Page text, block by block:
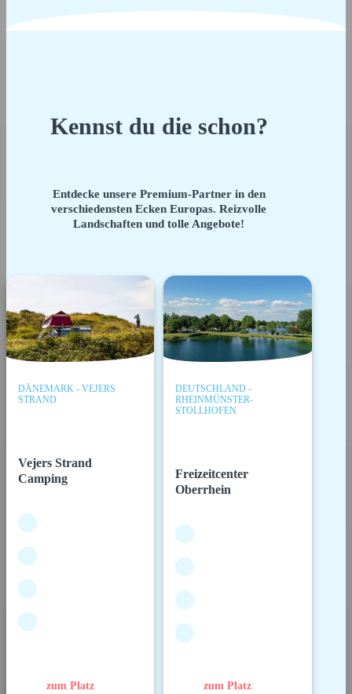
Kennst du die schon?
Entdecke unsere Premium-Partner in den
verschiedensten Ecken Europas. Reizvolle
Landschaften und tolle Angebote!
DÄNEMARK - VEJERS
STRAND
Vejers Strand
Camping
zum Platz
DEUTSCHLAND -
RHEINMÜNSTER-
STOLLHOFEN
Freizeitcenter
Oberrhein
zum Platz